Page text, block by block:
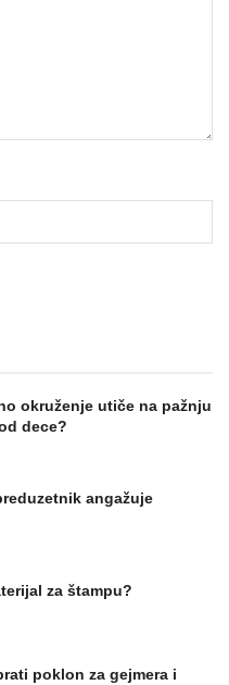
okruženje utiče na pažnju
dece?
angažuje
za štampu?
poklon za gejmera i